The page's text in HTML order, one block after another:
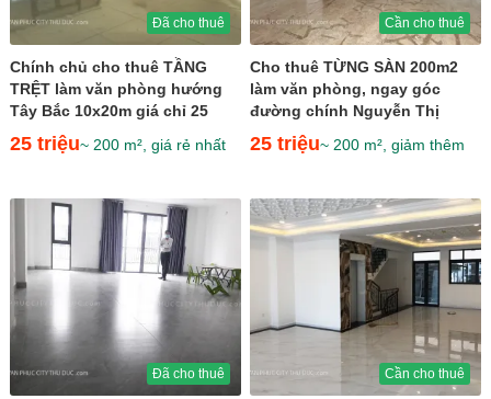
Đã cho thuê
Chính chủ cho thuê TẦNG
TRỆT làm văn phòng hướng
Tây Bắc 10x20m giá chỉ 25
25 triệu~ 200 m², giá rẻ nhất
Cần cho thuê
Cho thuê TỪNG SÀN 200m2
làm văn phòng, ngay góc
đường chính Nguyễn Thị
Nhung giá chỉ 25tr
25 triệu~ 200 m², giảm thêm
Đã cho thuê Cần cho thuê